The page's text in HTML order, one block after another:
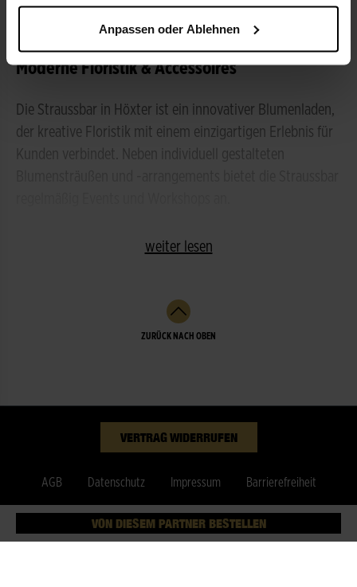
Anpassen oder Ablehnen
Moderne Floristik & Accessoires
Die Straussbar in Höxter ist ein innovativer Blumenladen,
der kreative Floristik mit einem einzigartigen Erlebnis für
Kunden verbindet. Neben individuell gestalteten
weiter lesen
VON DIESEM PARTNER BESTELLEN
ZURÜCK NACH OBEN
VERTRAG WIDERRUFEN
AGB Datenschutz Impressum Barrierefreiheit
Cookies © Fleurop AG